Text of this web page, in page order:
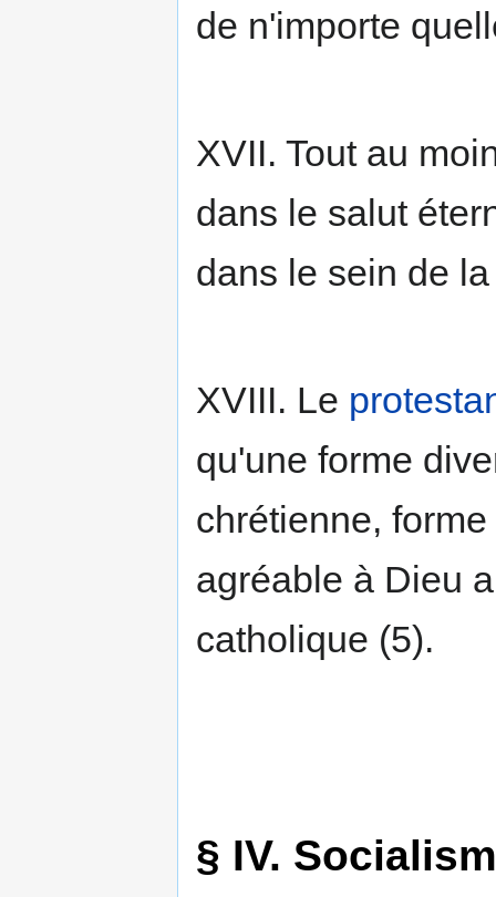
de n'importe
XVII. Tout au
dans le salut
dans le sein de
XVIII. Le
qu'une forme
chrétienne,
agréable à Dieu
catholique (5).
§ IV.